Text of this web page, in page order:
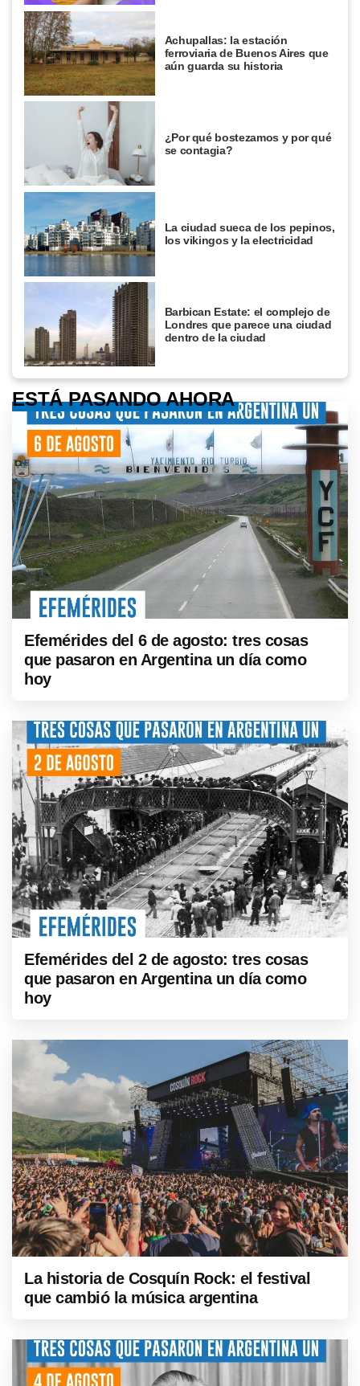
Achupallas: la estación
ferroviaria de Buenos Aires que
aún guarda su historia
¿Por qué bostezamos y por qué
se contagia?
La ciudad sueca de los pepinos,
los vikingos y la electricidad
Barbican Estate: el complejo de
Londres que parece una ciudad
dentro de la ciudad
ESTÁ PASANDO AHORA
Efemérides del 6 de agosto: tres cosas
que pasaron en Argentina un día como
hoy
Efemérides del 2 de agosto: tres cosas
que pasaron en Argentina un día como
hoy
La historia de Cosquín Rock: el festival
que cambió la música argentina